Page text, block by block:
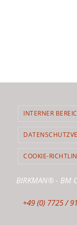
INTERNER
COOKIE-
BIRKMAN® - BM
+49 (0) 7725 /